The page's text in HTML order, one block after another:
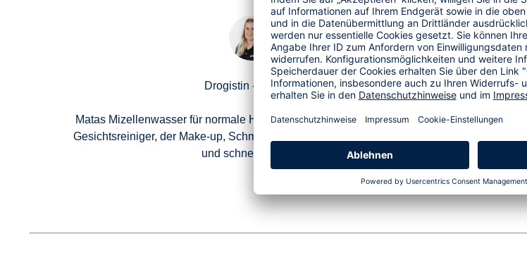
Drogistin - Stina H.
Matas Mizellenwasser für normale Haut ohne Parfüm ist ein All-in-One-
Gesichtsreiniger, der Make-up, Schmutz und Unreinheiten einfach, sanft
und schnell entfernt.